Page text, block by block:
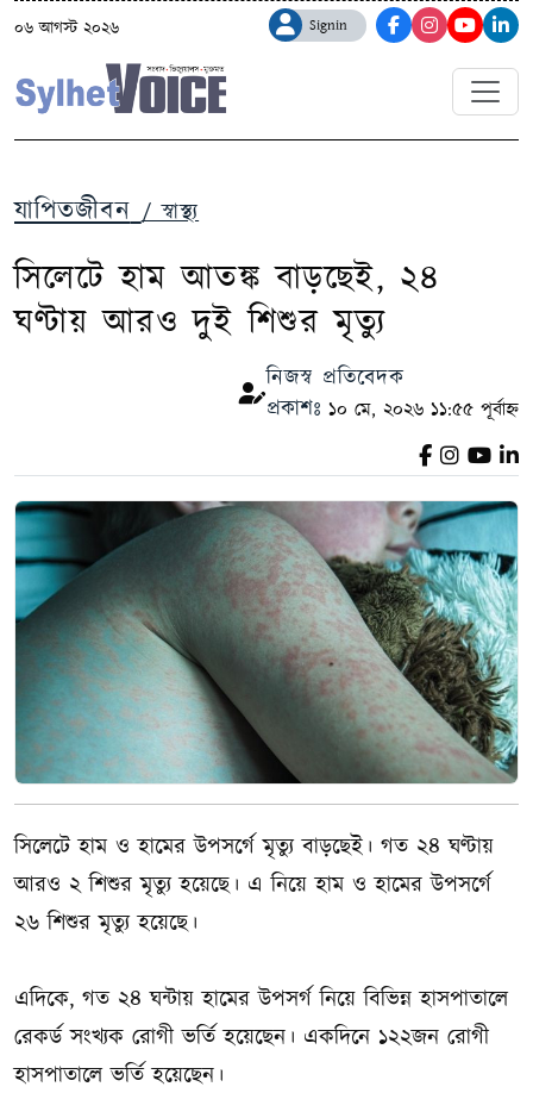
০৬ আগস্ট ২০২৬ Signin
যাপিতজীবন / স্বাস্থ্য
সিলেটে হাম আতঙ্ক বাড়ছেই, ২৪
ঘণ্টায় আরও দুই শিশুর মৃত্যু
নিজস্ব প্রতিবেদক
প্রকাশঃ ১০ মে, ২০২৬ ১১:৫৫ পূর্বাহ্ন
সিলেটে হাম ও হামের উপসর্গে মৃত্যু বাড়ছেই। গত ২৪ ঘণ্টায়
আরও ২ শিশুর মৃত্যু হয়েছে। এ নিয়ে হাম ও হামের উপসর্গে
২৬ শিশুর মৃত্যু হয়েছে।
এদিকে, গত ২৪ ঘন্টায় হামের উপসর্গ নিয়ে বিভিন্ন হাসপাতালে
রেকর্ড সংখ্যক রোগী ভর্তি হয়েছেন। একদিনে ১২২জন রোগী
হাসপাতালে ভর্তি হয়েছেন।